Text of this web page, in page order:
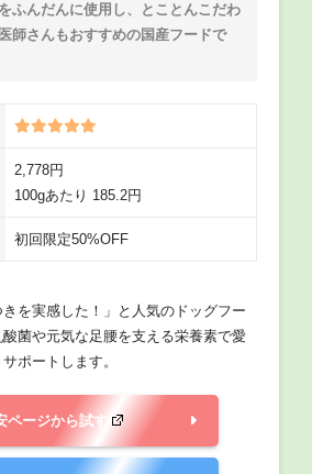
ふんだんに使用し、とことんこだわ
師さんもおすすめの国産フードで
2,778円
100gあたり 185.2円
初回限定50%OFF
を実感した！」と人気のドッグフー
酸菌や元気な足腰を支える栄養素で愛
ポートします。
ページから試す